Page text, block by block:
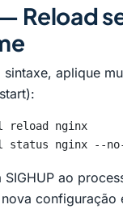
Reload
aplique
reload nginx
status nginx --
SIGHUP ao
configuração